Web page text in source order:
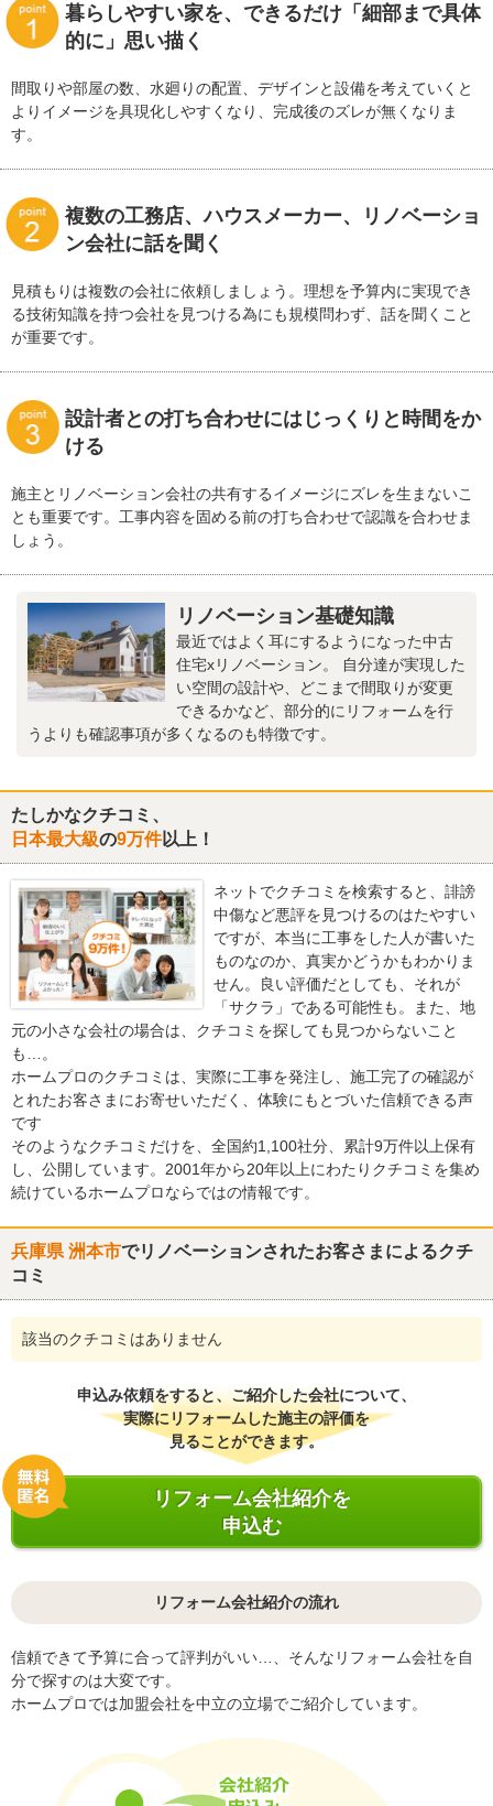
暮らしやすい家を、できるだけ「細部まで具体
的に」思い描く
間取りや部屋の数、水廻りの配置、デザインと設備を考えていくと
よりイメージを具現化しやすくなり、完成後のズレが無くなりま
す。
複数の工務店、ハウスメーカー、リノベーショ
ン会社に話を聞く
見積もりは複数の会社に依頼しましょう。理想を予算内に実現でき
る技術知識を持つ会社を見つける為にも規模問わず、話を聞くこと
が重要です。
設計者との打ち合わせにはじっくりと時間をか
ける
施主とリノベーション会社の共有するイメージにズレを生まないこ
とも重要です。工事内容を固める前の打ち合わせで認識を合わせま
しょう。
リノベーション基礎知識
最近ではよく耳にするようになった中古
住宅xリノベーション。 自分達が実現した
い空間の設計や、どこまで間取りが変更
できるかなど、部分的にリフォームを行
うよりも確認事項が多くなるのも特徴です。
たしかなクチコミ、
日本最大級の9万件以上！
ネットでクチコミを検索すると、誹謗
中傷など悪評を見つけるのはたやすい
ですが、本当に工事をした人が書いた
ものなのか、真実かどうかもわかりま
せん。良い評価だとしても、それが
「サクラ」である可能性も。また、地
元の小さな会社の場合は、クチコミを探しても見つからないこと
も…。
ホームプロのクチコミは、実際に工事を発注し、施工完了の確認が
とれたお客さまにお寄せいただく、体験にもとづいた信頼できる声
です
そのようなクチコミだけを、全国約1,100社分、累計9万件以上保有
し、公開しています。2001年から20年以上にわたりクチコミを集め
続けているホームプロならではの情報です。
兵庫県 洲本市でリノベーションされたお客さまによるクチ
コミ
該当のクチコミはありません
申込み依頼をすると、ご紹介した会社について、
実際にリフォームした施主の評価を
見ることができます。
リフォーム会社紹介を
申込む
リフォーム会社紹介の流れ
信頼できて予算に合って評判がいい…、そんなリフォーム会社を自
分で探すのは大変です。
ホームプロでは加盟会社を中立の立場でご紹介しています。